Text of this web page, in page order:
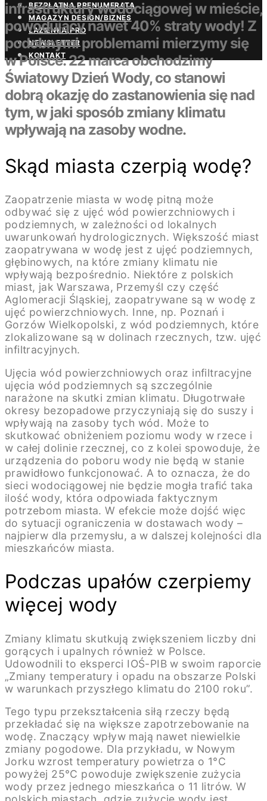
BEZPŁATNA PRENUMERATA
MAGAZYN DESIGN/BIZNES
ŁAZIENKA.PRO
NEWSLETTER
KONTAKT
infrastruktury wodociągowej w mieście,
powodujący nawet 40% straty wody! Z
podobnymi problemami mierzymy się
w Polsce. 22 marca obchodzimy
Światowy Dzień Wody, co stanowi
dobrą okazję do zastanowienia się nad
tym, w jaki sposób zmiany klimatu
wpływają na zasoby wodne.
Skąd miasta czerpią wodę?
Zaopatrzenie miasta w wodę pitną może
odbywać się z ujęć wód powierzchniowych i
podziemnych, w zależności od lokalnych
uwarunkowań hydrologicznych. Większość miast
zaopatrywana w wodę jest z ujęć podziemnych,
głębinowych, na które zmiany klimatu nie
wpływają bezpośrednio. Niektóre z polskich
miast, jak Warszawa, Przemyśl czy część
Aglomeracji Śląskiej, zaopatrywane są w wodę z
ujęć powierzchniowych. Inne, np. Poznań i
Gorzów Wielkopolski, z wód podziemnych, które
zlokalizowane są w dolinach rzecznych, tzw. ujęć
infiltracyjnych.
Ujęcia wód powierzchniowych oraz infiltracyjne
ujęcia wód podziemnych są szczególnie
narażone na skutki zmian klimatu. Długotrwałe
okresy bezopadowe przyczyniają się do suszy i
wpływają na zasoby tych wód. Może to
skutkować obniżeniem poziomu wody w rzece i
w całej dolinie rzecznej, co z kolei spowoduje, że
urządzenia do poboru wody nie będą w stanie
prawidłowo funkcjonować. A to oznacza, że do
sieci wodociągowej nie będzie mogła trafić taka
ilość wody, która odpowiada faktycznym
potrzebom miasta. W efekcie może dojść więc
do sytuacji ograniczenia w dostawach wody –
najpierw dla przemysłu, a w dalszej kolejności dla
mieszkańców miasta.
Podczas upałów czerpiemy
więcej wody
Zmiany klimatu skutkują zwiększeniem liczby dni
gorących i upalnych również w Polsce.
Udowodnili to eksperci IOŚ-PIB w swoim raporcie
„Zmiany temperatury i opadu na obszarze Polski
w warunkach przyszłego klimatu do 2100 roku”.
Tego typu przekształcenia siłą rzeczy będą
przekładać się na większe zapotrzebowanie na
wodę. Znaczący wpływ mają nawet niewielkie
zmiany pogodowe. Dla przykładu, w Nowym
Jorku wzrost temperatury powietrza o 1°C
powyżej 25°C powoduje zwiększenie zużycia
wody przez jednego mieszkańca o 11 litrów. W